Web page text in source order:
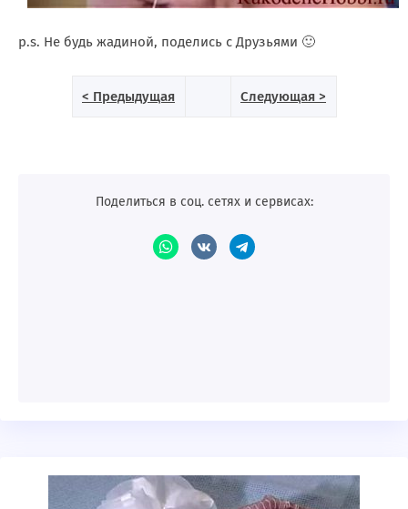
p.s. Не будь жадиной, поделись с Друзьями 🙂
< Предыдущая Следующая >
Поделиться в соц. сетях и сервисах: